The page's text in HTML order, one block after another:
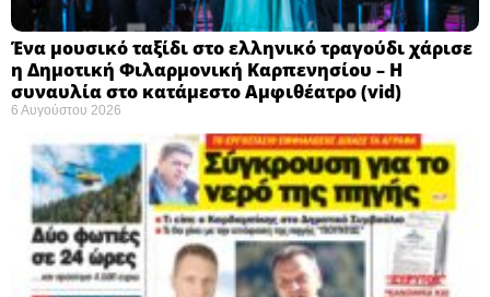
Ένα μουσικό ταξίδι στο ελληνικό τραγούδι χάρισε
η Δημοτική Φιλαρμονική Καρπενησίου – Η
συναυλία στο κατάμεστο Αμφιθέατρο (vid)
6 Αυγούστου 2026